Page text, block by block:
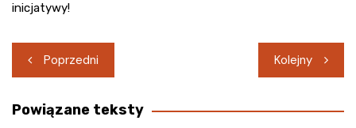
inicjatywy!
Nawigacja
wpisu
Poprzedni Kolejny
Powiązane teksty